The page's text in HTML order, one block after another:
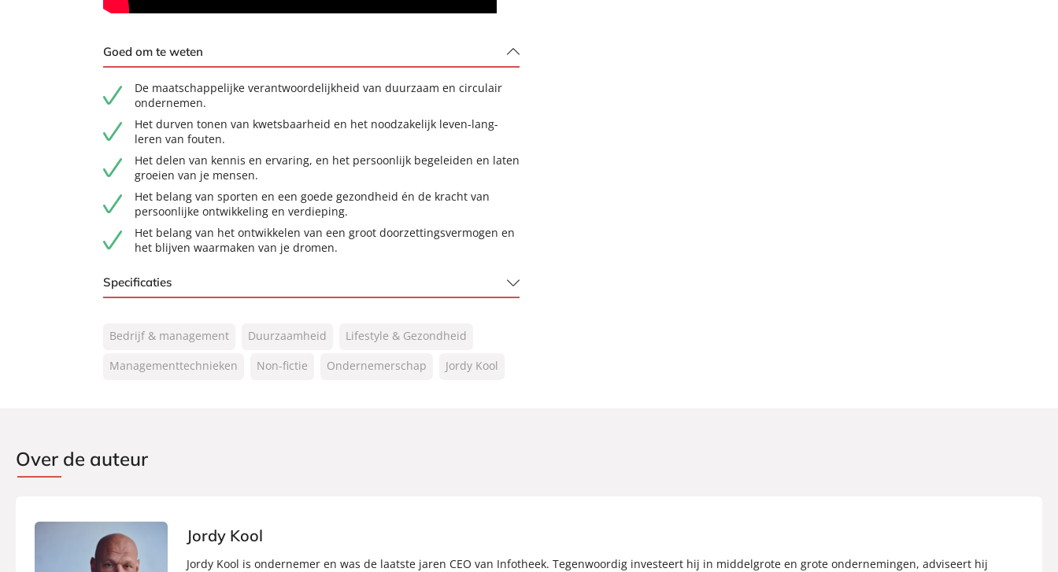
Goed om te weten
De maatschappelijke verantwoordelijkheid van duurzaam en circulair
ondernemen.
Het durven tonen van kwetsbaarheid en het noodzakelijk leven-lang-
leren van fouten.
Het delen van kennis en ervaring, en het persoonlijk begeleiden en laten
groeien van je mensen.
Het belang van sporten en een goede gezondheid én de kracht van
persoonlijke ontwikkeling en verdieping.
Het belang van het ontwikkelen van een groot doorzettingsvermogen en
het blijven waarmaken van je dromen.
Specificaties
NUR:
801
Type:
E-book
Uitgever:
Bedrijf & management Duurzaamheid
Lifestyle & Gezondheid
Managementtechnieken
Non-fictie Ondernemerschap Jordy Kool
Over de auteur
Jordy Kool
Jordy Kool is ondernemer en was de laatste jaren CEO van Infotheek. Tegenwoordig investeert hij in middelgrote en grote ondernemingen, adviseert hij